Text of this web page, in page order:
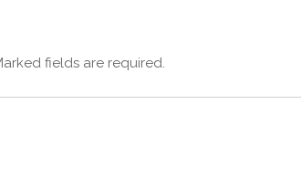
fields are required.